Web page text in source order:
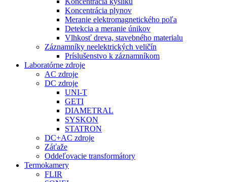
Koncentrácia plynov
Meranie elektromagnetického poľa
Detekcia a meranie únikov
Vlhkosť dreva, stavebného materialu
Záznamníky neelektrických veličín
Príslušenstvo k záznamníkom
Laboratórne zdroje
AC zdroje
DC zdroje
UNI-T
GETI
DIAMETRAL
SYSKON
STATRON
DC+AC zdroje
Záťaže
Oddeľovacie transformátory
Termokamery
FLIR